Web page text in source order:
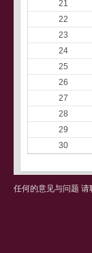
21
22
23
24
25
26
27
28
29
30
任何的意见与问题 请